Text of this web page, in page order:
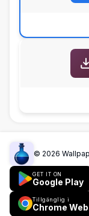
© 2026
GET IT ON
Google Play
Tillgänglig i
Chrome